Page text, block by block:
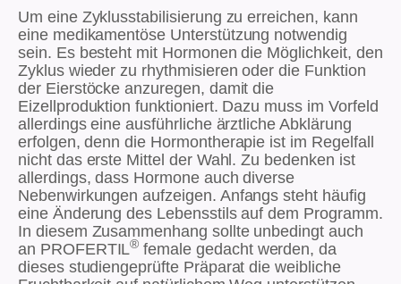
Um eine Zyklusstabilisierung zu erreichen, kann
eine medikamentöse Unterstützung notwendig
sein. Es besteht mit Hormonen die Möglichkeit, den
Zyklus wieder zu rhythmisieren oder die Funktion
der Eierstöcke anzuregen, damit die
Eizellproduktion funktioniert. Dazu muss im Vorfeld
allerdings eine ausführliche ärztliche Abklärung
erfolgen, denn die Hormontherapie ist im Regelfall
nicht das erste Mittel der Wahl. Zu bedenken ist
allerdings, dass Hormone auch diverse
Nebenwirkungen aufzeigen. Anfangs steht häufig
eine Änderung des Lebensstils auf dem Programm.
In diesem Zusammenhang sollte unbedingt auch
an PROFERTIL® female gedacht werden, da
dieses studiengeprüfte Präparat die weibliche